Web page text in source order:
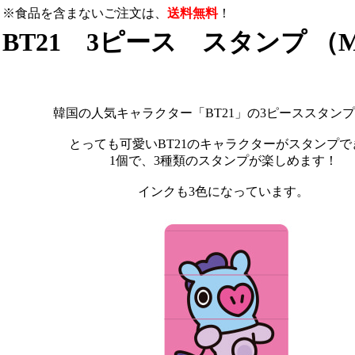
※食品を含まないご注文は、 送料無料！
BT21 3ピース スタンプ （
韓国の人気キャラクター「BT21」の3ピーススタンプ
とっても可愛いBT21のキャラクターがスタンプで
1個で、3種類のスタンプが楽しめます！
インクも3色になっています。